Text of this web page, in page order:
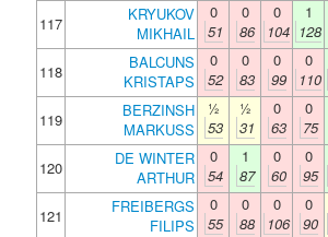
117
KRYUKOV
MIKHAIL
0
51
0
86
0
104
1
128
118
BALCUNS
KRISTAPS
0
52
0
83
0
99
0
110
119
BERZINSH
MARKUSS
½
53
½
31
0
63
0
75
120
DE WINTER
ARTHUR
0
54
1
87
0
60
0
95
121
FREIBERGS
FILIPS
0
55
0
88
0
106
0
90